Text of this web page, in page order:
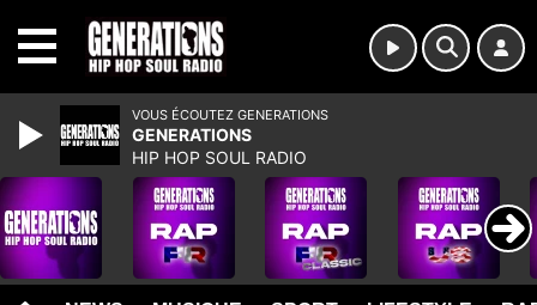
VOUS ÉCOUTEZ GENERATIONS
GENERATIONS
HIP HOP SOUL RADIO